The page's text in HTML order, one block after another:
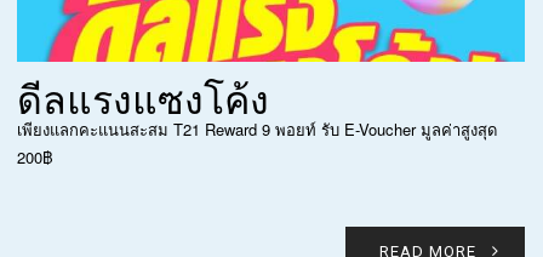
ดีลแรงแซงโค้ง
เพียงแลกคะแนนสะสม T21 Reward 9 พอยท์ รับ E-Voucher มูลค่าสูงสุด
200฿
READ MORE